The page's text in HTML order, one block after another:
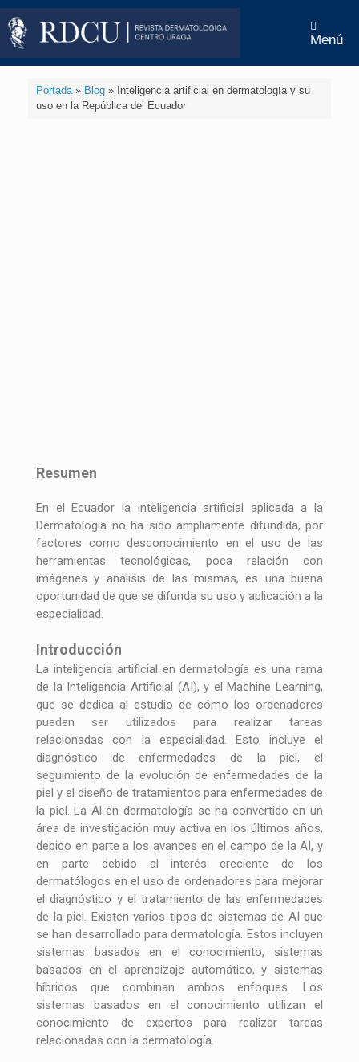
Menú
Portada» Blog» Inteligencia artificial en dermatología y su
uso en la República del Ecuador
Resumen
En el Ecuador la inteligencia artificial aplicada a la
Dermatología no ha sido ampliamente difundida, por
factores como desconocimiento en el uso de las
herramientas tecnológicas, poca relación con
imágenes y análisis de las mismas, es una buena
oportunidad de que se difunda su uso y aplicación a la
especialidad.
Introducción
La inteligencia artificial en dermatología es una rama
de la Inteligencia Artificial (AI), y el Machine Learning,
que se dedica al estudio de cómo los ordenadores
pueden ser utilizados para realizar tareas
relacionadas con la especialidad. Esto incluye el
diagnóstico de enfermedades de la piel, el
seguimiento de la evolución de enfermedades de la
piel y el diseño de tratamientos para enfermedades de
la piel. La Al en dermatología se ha convertido en un
área de investigación muy activa en los últimos años,
debido en parte a los avances en el campo de la AI, y
en parte debido al interés creciente de los
dermatólogos en el uso de ordenadores para mejorar
el diagnóstico y el tratamiento de las enfermedades
de la piel. Existen varios tipos de sistemas de AI que
se han desarrollado para dermatología. Estos incluyen
sistemas basados en el conocimiento, sistemas
basados en el aprendizaje automático, y sistemas
híbridos que combinan ambos enfoques. Los
sistemas basados en el conocimiento utilizan el
conocimiento de expertos para realizar tareas
relacionadas con la dermatología.